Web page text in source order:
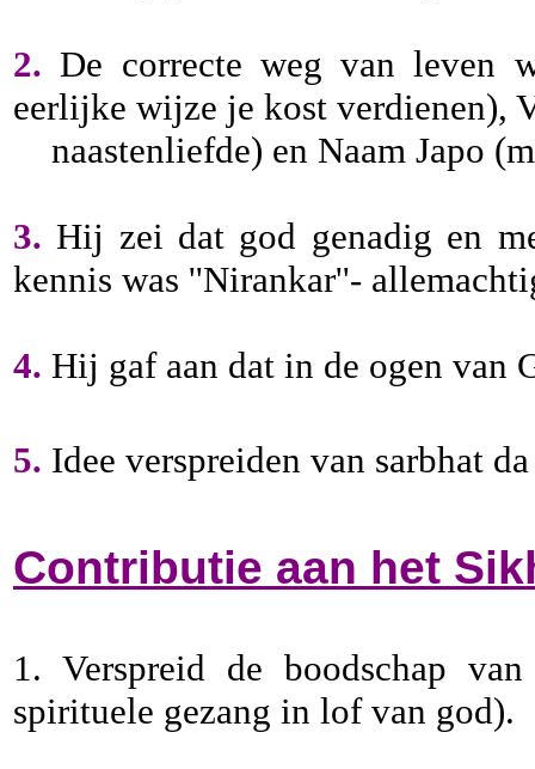
2. De correcte weg van leven
eerlijke wijze je kost verdienen),
naastenliefde) en Naam Japo
3. Hij zei dat god genadig en
kennis was ''Nirankar''-
4. Hij gaf aan dat in de ogen van
5. Idee verspreiden van sarbhat
Contributie aan het
1. Verspreid de boodschap
spirituele gezang in lof van god).